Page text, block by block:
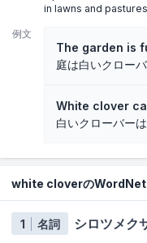
in lawns and pastures
例文
The garden is
庭は白いクロー
White clover
白いクローバー
white cloverのWordNet
1 名詞 シロツメク